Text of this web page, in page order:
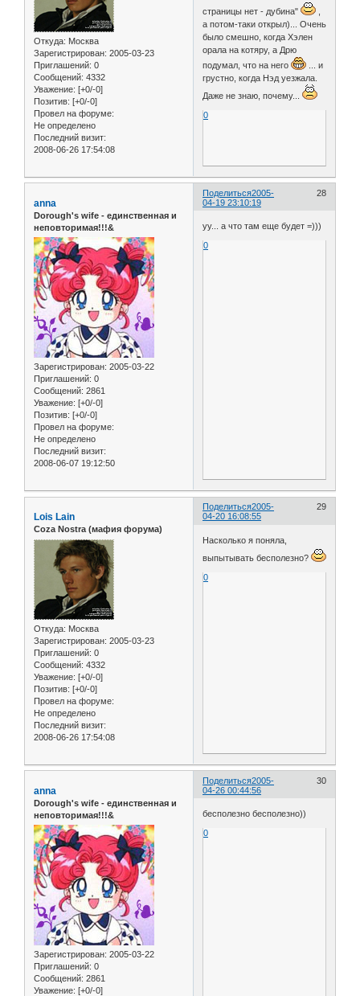
Откуда: Москва
Зарегистрирован: 2005-03-23
Приглашений: 0
Сообщений: 4332
Уважение: [+0/-0]
Позитив: [+0/-0]
Провел на форуме:
Не определено
Последний визит:
2008-06-26 17:54:08
страницы нет - дубина"
а потом-таки открыл)... Очень
было смешно, когда Хэлен
орала на котяру, а Дрю
подумал, что на него
... и
грустно, когда Нэд уезжала.
Даже не знаю, почему...
0
Поделиться 28
2005-
04-19 23:10:19
anna
Dorough's wife - единственная и
неповторимая!!!&
Зарегистрирован: 2005-03-22
Приглашений: 0
Сообщений: 2861
Уважение: [+0/-0]
Позитив: [+0/-0]
Провел на форуме:
Не определено
Последний визит:
2008-06-07 19:12:50
уу... а что там еще будет =)))
0
Поделиться 29
2005-
04-20 16:08:55
Lois Lain
Coza Nostra (мафия форума)
Откуда: Москва
Зарегистрирован: 2005-03-23
Приглашений: 0
Сообщений: 4332
Уважение: [+0/-0]
Позитив: [+0/-0]
Провел на форуме:
Не определено
Последний визит:
2008-06-26 17:54:08
Насколько я поняла,
выпытывать бесполезно?
0
Поделиться 30
2005-
04-26 00:44:56
anna
Dorough's wife - единственная и
неповторимая!!!&
Зарегистрирован: 2005-03-22
Приглашений: 0
Сообщений: 2861
Уважение: [+0/-0]
бесполезно бесполезно))
0